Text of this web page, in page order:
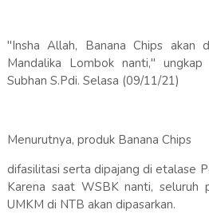
"Insha Allah, Banana Chips akan
Mandalika Lombok nanti,"
Subhan S.Pdi. Selasa (09/11/21)
Menurutnya, produk Banana Chips
difasilitasi serta dipajang di etalase
Karena saat WSBK nanti,
UMKM di NTB akan dipasarkan.